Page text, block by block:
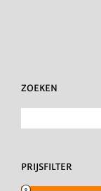
ZOEKEN
naar:
PRIJSFILTER